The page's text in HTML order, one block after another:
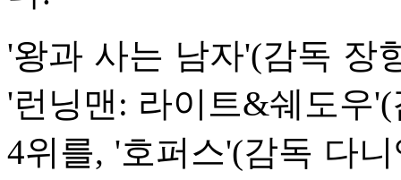
'왕과 사는 남자'(감독 장
'런닝맨: 라이트&쉐도우
4위를, '호퍼스'(감독 다